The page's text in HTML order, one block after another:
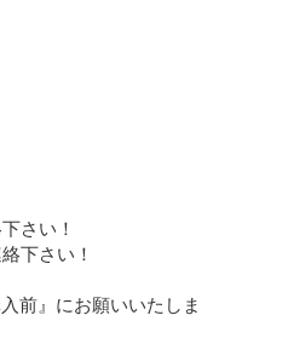
さい！
下さい！
前』にお願いいたしま